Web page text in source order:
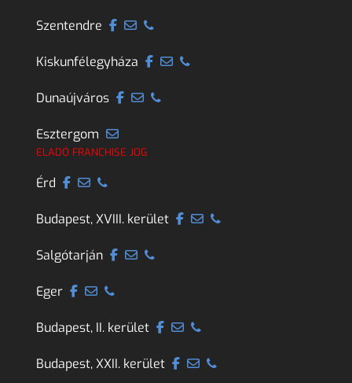
Szentendre
Kiskunfélegyháza
Dunaújváros
Esztergom
ELADÓ FRANCHISE JOG
Érd
Budapest, XVIII. kerület
Salgótarján
Eger
Budapest, II. kerület
Budapest, XXII. kerület